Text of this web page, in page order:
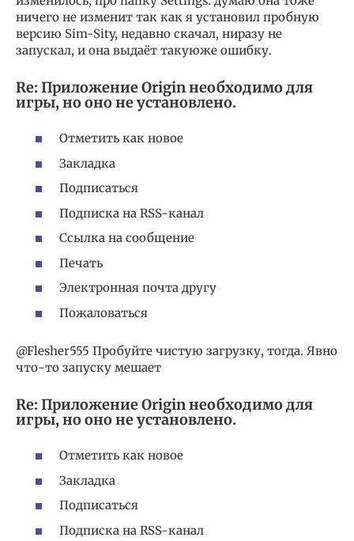
ничего не изменит так как я установил пробную
версию Sim-Sity, недавно скачал, ниразу не
запускал, и она выдаёт такуюже ошибку.
Re: Приложение Origin необходимо для
игры, но оно не установлено.
Отметить как новое
Закладка
Подписаться
Подписка на RSS-канал
Ссылка на сообщение
Печать
Электронная почта другу
Пожаловаться
@Flesher555 Пробуйте чистую загрузку, тогда. Явно
что-то запуску мешает
Re: Приложение Origin необходимо для
игры, но оно не установлено.
Отметить как новое
Закладка
Подписаться
Подписка на RSS-канал